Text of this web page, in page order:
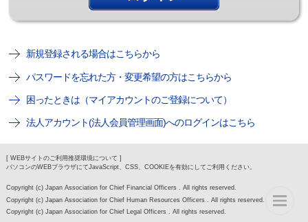
新規登録される場合はこちらから
パスワードを忘れた方・変更希望の方はこちらから
困ったときは（マイアカウントのご登録について）
法人アカウント(法人会員管理画面)へのログインはこちら
[ WEBサイトのご利用推奨環境について ]
パソコンのWEBブラウザにてJavaScript、CSS、COOKIEを有効にしてご利用ください。
Copyright (c) Japan Association for Chief Financial Officers . All rights reserved.
Copyright (c) Japan Association for Chief Human Resources Officers . All rights reserved.
Copyright (c) Japan Association for Chief Legal Officers . All rights reserved.